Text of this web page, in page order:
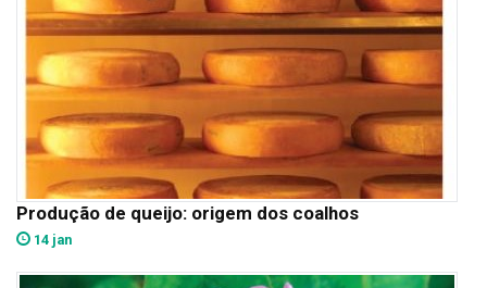
Produção de queijo: origem dos coalhos
14 jan